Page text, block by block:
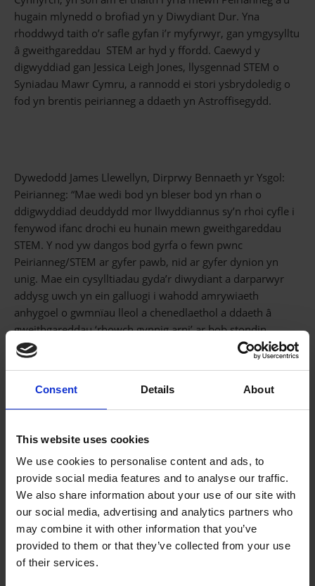
Consent Details About
This website uses cookies
We use cookies to personalise content and ads, to
provide social media features and to analyse our traffic.
We also share information about your use of our site with
our social media, advertising and analytics partners who
may combine it with other information that you’ve
provided to them or that they’ve collected from your use
of their services.
hugain mlynedd o brofiad yn y Diwydiant Dur. Yna
rhoddwyd taith o’r safle gyfan i’r myfyrwyr, gan ymgysylltu
â gweithgareddau STEM ar hyd y ffordd. Caewyd y
digwyddiad gan Jessica Leigh Jones, llysgennad STEM o
Syniadau Mawr Cymru, a rannodd ei stori ysbrydoledig o
fod yn brentis peirianneg a ddaeth yn Astroffisegydd.
Dywedodd James Llewellyn, Dirprwy Bennaeth yr Ysgol:
Peirianneg: “Mae wedi bod yn bleser bod yn rhan o
ddigwyddiad deuddydd mor llwyddiannus sy’n rhoi cyfle i
fenywod ifanc drochi eu hunain mewn gweithgareddau
STEM. Y nod yw dangos bod gyrfa o fewn pwnc
Peirianneg/STEM ar gyfer pawb, nid ar gyfer dynion yn
unig. Mae ein cysylltiadau gyda’r diwydiant a darparwyr
addysg uwch yn ein galluogi i wahodd amrywiaeth
anhygoel o gwmnïau lleol a chenedlaethol a ddaeth â
gweithgareddau ‘rhowch gynnig arni’ ar bob stondin.
Roedd yn wych gweld cynifer o ferched o ysgolion lleol yn
derbyn y cyfle hwn ac rydym yn falch iawn o gael adborth
chydweithwyr a fu’n rhan o sicrhau llwyddiant y
digwyddiad hwn.
I gael gwybod rhagor am y cyfleoedd peirianneg amser
llawn, rhan-amser ac addysg uwch yng Ngrŵp Colegau
NPTC, cliciwch yma.
ERTHYGL FLAENOROL